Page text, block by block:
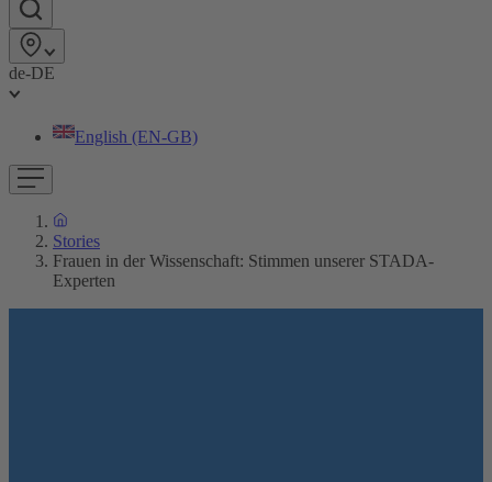
de-DE
English (EN-GB)
Stories
Frauen in der Wissenschaft: Stimmen unserer STADA-
Experten